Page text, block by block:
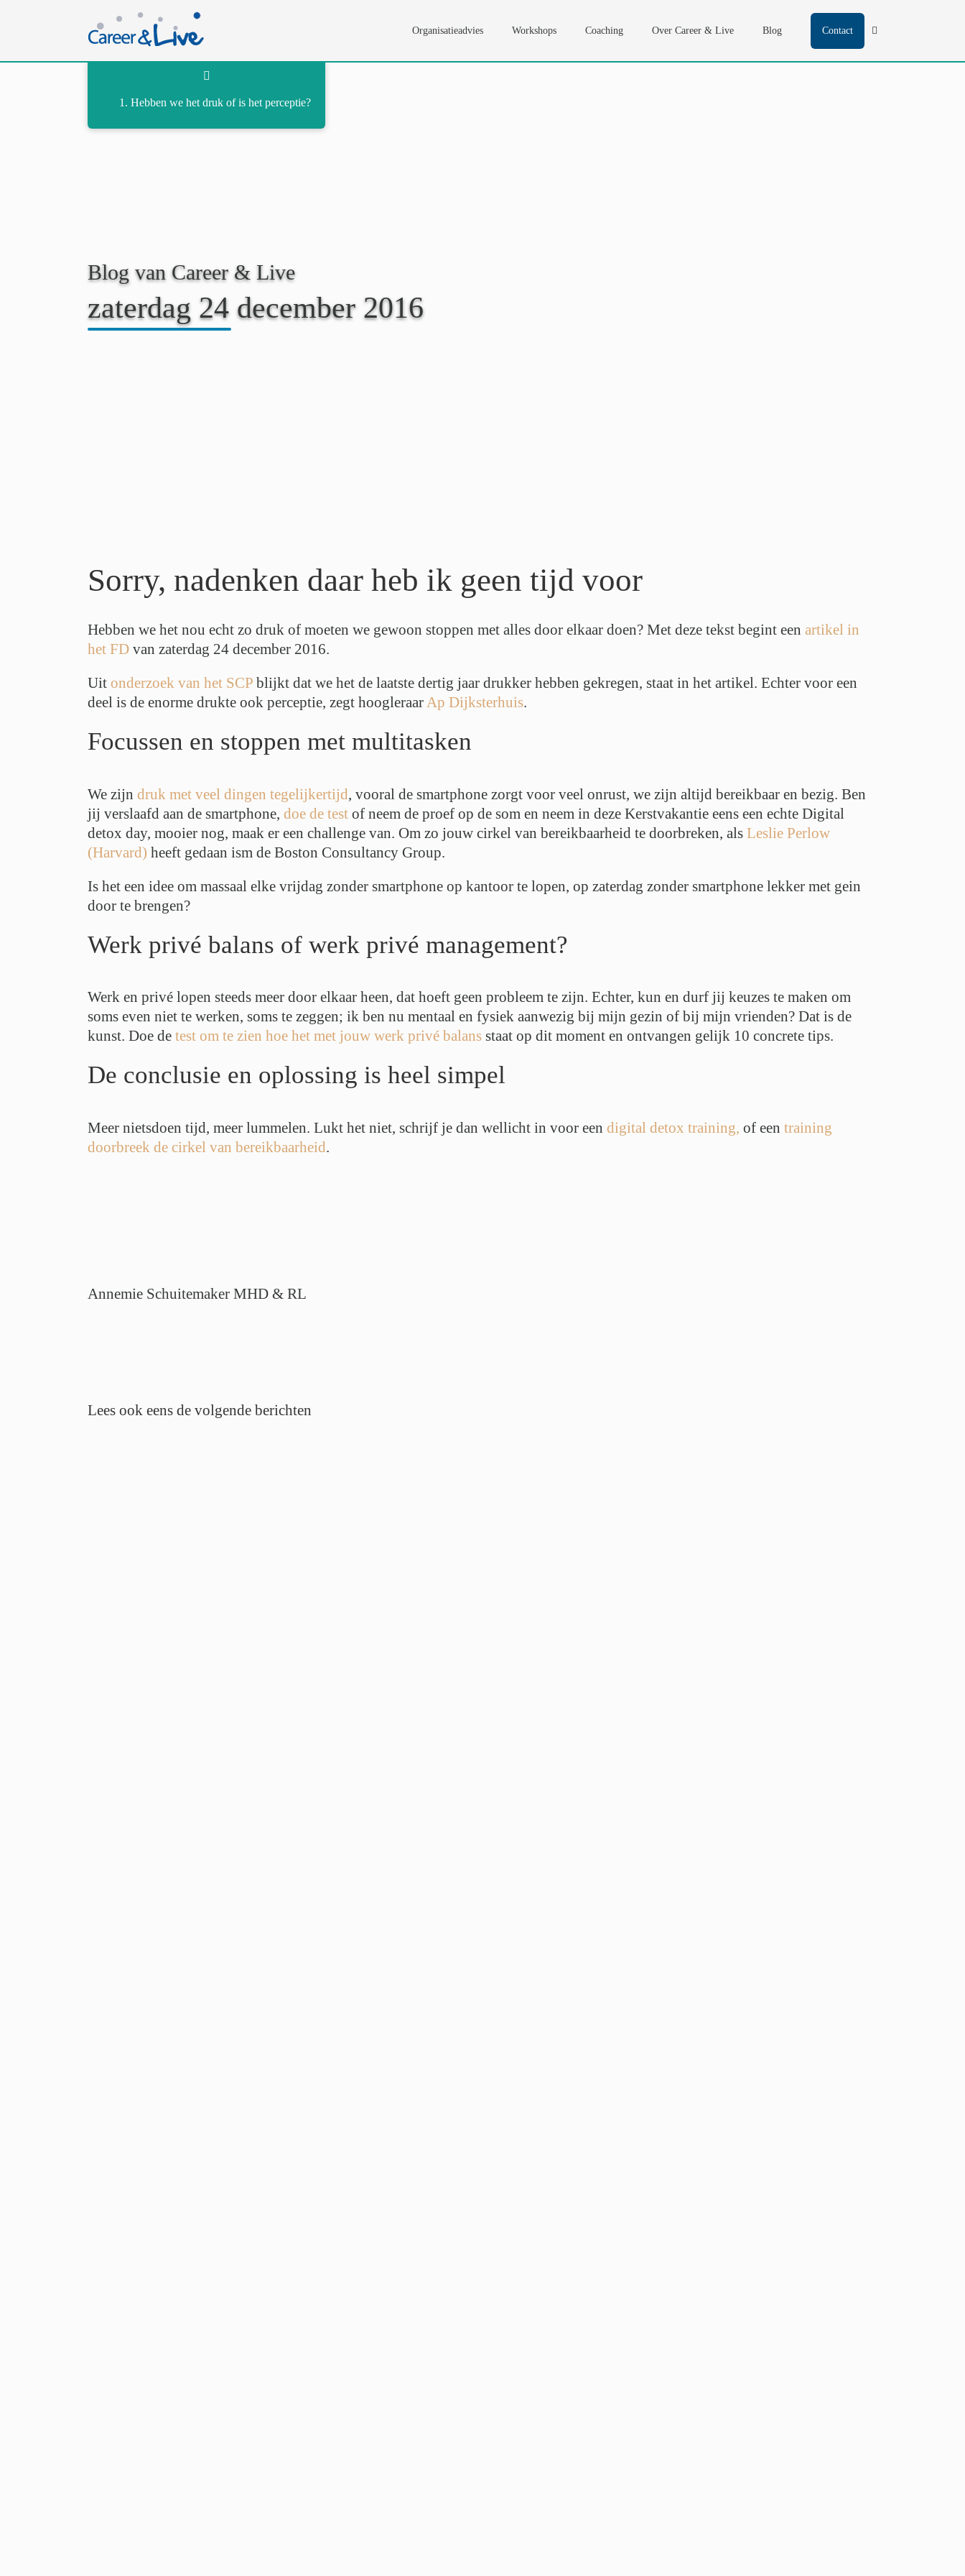
Organisatieadvies Workshops Coaching Over Career & Live Blog Contact
Hebben we het druk of is het perceptie?
Blog van Career & Live
zaterdag 24 december 2016
Sorry, nadenken daar heb ik geen tijd voor
Hebben we het nou echt zo druk of moeten we gewoon stoppen met alles door elkaar doen? Met deze tekst begint een artikel in
het FDvan zaterdag 24 december 2016.
Uit onderzoek van het SCPblijkt dat we het de laatste dertig jaar drukker hebben gekregen, staat in het artikel. Echter voor een
deel is de enorme drukte ook perceptie, zegt hoogleraarAp Dijksterhuis.
Focussen en stoppen met multitasken
We zijn druk met veel dingen tegelijkertijd, vooral de smartphone zorgt voor veel onrust, we zijn altijd bereikbaar en bezig. Ben
jij verslaafd aan de smartphone, doe de testof neem de proef op de som en neem in deze Kerstvakantie eens een echte Digital
detox day, mooier nog, maak er een challenge van. Om zo jouw cirkel van bereikbaarheid te doorbreken, alsLeslie Perlow
(Harvard) heeft gedaan ism de Boston Consultancy Group.
Is het een idee om massaal elke vrijdag zonder smartphone op kantoor te lopen, op zaterdag zonder smartphone lekker met gein
door te brengen?
Werk privé balans of werk privé management?
Werk en privé lopen steeds meer door elkaar heen, dat hoeft geen probleem te zijn. Echter, kun en durf jij keuzes te maken om
soms even niet te werken, soms te zeggen; ik ben nu mentaal en fysiek aanwezig bij mijn gezin of bij mijn vrienden? Dat is de
kunst. Doe de test om te zien hoe het met jouw werk privé balansstaat op dit moment en ontvangen gelijk 10 concrete tips.
De conclusie en oplossing is heel simpel
Meer nietsdoen tijd, meer lummelen. Lukt het niet, schrijf je dan wellicht in voor een digital detox training, of een training
doorbreek de cirkel van bereikbaarheid.
Annemie Schuitemaker MHD & RL
Lees ook eens de volgende berichten